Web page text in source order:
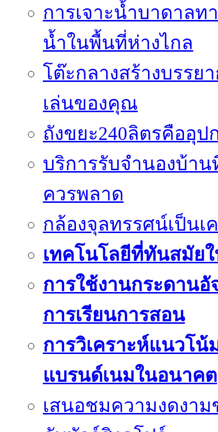
การเจาะน้ำบาดาล
น้ำในพื้นที่ห่างไกล
โต๊ะกลางสร้างบรร
เล่นของคุณ
ถังขยะ240ลิตรคืออุ
บริการรับจำนองบ้า
ควรพลาด
กล้องจุลทรรศน์เป็น
เทคโนโลยีที่ทันสมัย
การใช้งานกระดานอั
การเรียนการสอน
การวิเคราะห์แนวโน้
แบรนด์เนมในอนาคต
เสนอชมความงดงาม